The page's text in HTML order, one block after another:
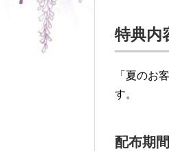
特典内
「夏のお
す。
配布期間